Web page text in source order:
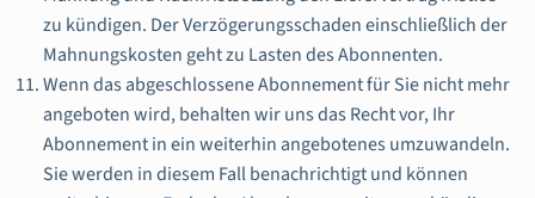
zu kündigen. Der Verzögerungsschaden einschließlich der
Mahnungskosten geht zu Lasten des Abonnenten.
Wenn das abgeschlossene Abonnement für Sie nicht mehr
angeboten wird, behalten wir uns das Recht vor, Ihr
Abonnement in ein weiterhin angebotenes umzuwandeln.
Sie werden in diesem Fall benachrichtigt und können